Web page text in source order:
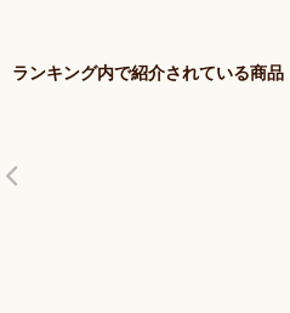
ランキング内で紹介されている商品